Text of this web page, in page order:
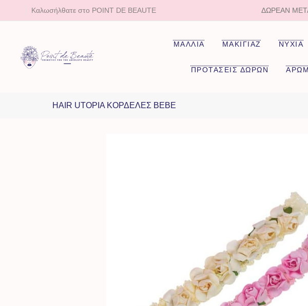
Καλωσήλθατε στο POINT DE BEAUTE ΔΩΡΕΑΝ
ΜΑΛΛΙΑ ΜΑΚΙΓΙΑΖ ΝΥΧΙΑ
ΠΡΟΤΑΣΕΙΣ ΔΩΡΩΝ
HAIR UTOPIA ΚΟΡΔΕΛΕΣ BEBE